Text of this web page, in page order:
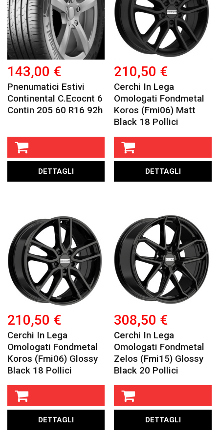
143,00 €
Pnenumatici Estivi
Continental C.ecocnt 6
Contin 205 60 R16 92h
DETTAGLI
210,50 €
Cerchi In Lega
Omologati Fondmetal
Koros (fmi06) Matt
Black 18 Pollici
DETTAGLI
210,50 €
Cerchi In Lega
Omologati Fondmetal
Koros (fmi06) Glossy
Black 18 Pollici
DETTAGLI
308,50 €
Cerchi In Lega
Omologati Fondmetal
Zelos (fmi15) Glossy
Black 20 Pollici
DETTAGLI